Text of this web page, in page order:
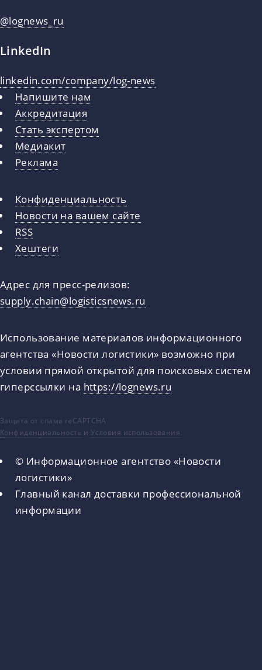
@lognews_ru
LinkedIn
linkedin.com/company/log-news
Напишите нам
Аккредитация
Стать экспертом
Медиакит
Реклама
Конфиденциальность
Новости на вашем сайте
RSS
Хештеги
Адрес для пресс-релизов:
supply.chain@logisticsnews.ru
Использование материалов информационного
агентства «Новости логистики» возможно при
условии прямой открытой для поисковых систем
гиперссылки на https://lognews.ru
Защита от спама reCAPTCHA
Конфиденциальность иУсловия использования.
© Информационное агентство «Новости
логистики»
Главный канал доставки профессиональной
информации